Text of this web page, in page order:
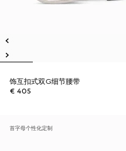
饰互扣式双G细节腰带
€ 405
首字母个性化定制